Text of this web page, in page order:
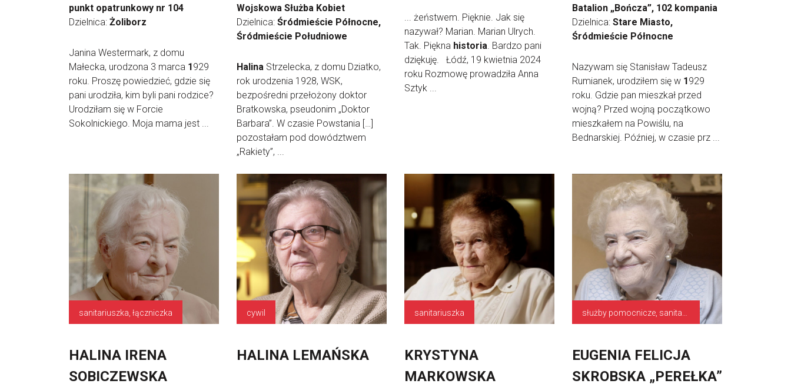
punkt opatrunkowy nr 104
Dzielnica: Żoliborz
Janina Westermark, z domu
Małecka, urodzona 3 marca 1929
roku. Proszę powiedzieć, gdzie się
pani urodziła, kim byli pani rodzice?
Urodziłam się w Forcie
Sokolnickiego. Moja mama jest ...
Wojskowa Służba Kobiet
Dzielnica: Śródmieście Północne,
Śródmieście Południowe
Halina Strzelecka, z domu Dziatko,
rok urodzenia 1928, WSK,
bezpośredni przełożony doktor
Bratkowska, pseudonim „Doktor
Barbara”. W czasie Powstania […]
pozostałam pod dowództwem
„Rakiety”, ...
... żeństwem. Pięknie. Jak się
nazywał? Marian. Marian Ulrych.
Tak. Piękna historia. Bardzo pani
dziękuję. Łódź, 19 kwietnia 2024
roku Rozmowę prowadziła Anna
Sztyk ...
Batalion „Bończa”, 102 kompania
Dzielnica: Stare Miasto,
Śródmieście Północne
Nazywam się Stanisław Tadeusz
Rumianek, urodziłem się w 1929
roku. Gdzie pan mieszkał przed
wojną? Przed wojną początkowo
mieszkałem na Powiślu, na
Bednarskiej. Później, w czasie prz ...
sanitariuszka, łączniczka
HALINA IRENA
SOBICZEWSKA
cywil
HALINA LEMAŃSKA
sanitariuszka
KRYSTYNA
MARKOWSKA
EUGENIA FELICJA
SKROBSKA „PEREŁKA”